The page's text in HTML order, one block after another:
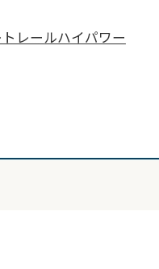
レールハイパワー